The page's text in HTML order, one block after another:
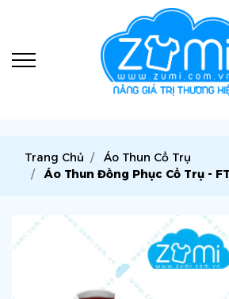
Trang Chủ
Áo Thun Cổ Trụ
Áo Thun Đồng Phục Cổ Trụ -